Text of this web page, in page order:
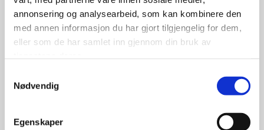
annonsering og analysearbeid, som kan kombinere den
med annen informasjon du har gjort tilgjengelig for dem,
eller som de har samlet inn gjennom din bruk av
Nødvendig
Egenskaper